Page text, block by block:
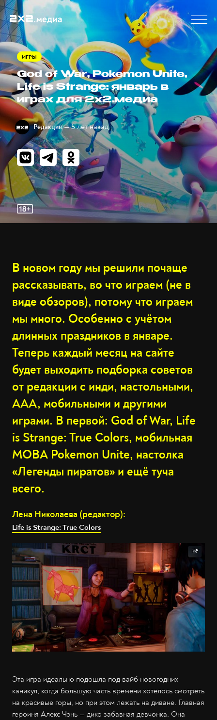
ИГРЫ
God of War, Pokemon Unite,
Life is Strange: январь в
играх для 2х2.медиа
Редакция — 5 лет назад
В новом году мы решили почаще
рассказывать, во что играем (не в
виде обзоров), потому что играем
мы много. Особенно с учётом
длинных праздников в январе.
Теперь каждый месяц на сайте
будет выходить подборка советов
от редакции с инди, настольными,
AAA, мобильными и другими
играми. В первой: God of War, Life
is Strange: True Colors, мобильная
MOBA Pokemon Unite, настолка
«Легенды пиратов» и ещё туча
всего.
Лена Николаева (редактор):
Life is Strange: True Colors
Эта игра идеально подошла под вайб новогодних
каникул, когда большую часть времени хотелось смотреть
на красивые горы, но при этом лежать на диване. Главная
героиня Алекс Чэнь — дико забавная девчонка. Она